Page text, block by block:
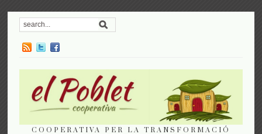
COOPERATIVA PER LA TRANSFORMACIÓ